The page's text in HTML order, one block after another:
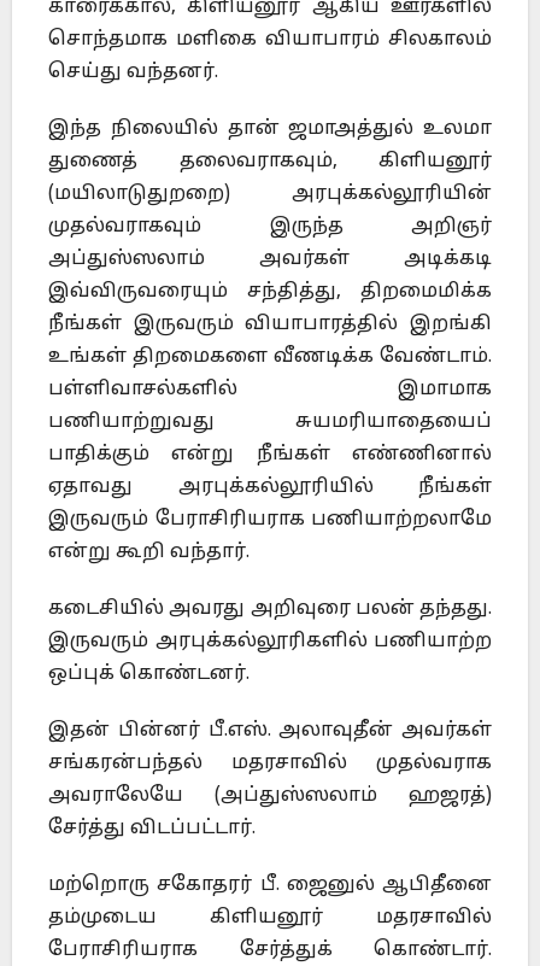
காரைக்கால், கிளியனூர் ஆகிய ஊர்களில்
சொந்தமாக மளிகை வியாபாரம் சிலகாலம்
செய்து வந்தனர்.
இந்த நிலையில் தான் ஜமாஅத்துல் உலமா
துணைத் தலைவராகவும், கிளியனூர்
(மயிலாடுதுறறை) அரபுக்கல்லூரியின்
முதல்வராகவும் இருந்த அறிஞர்
அப்துஸ்ஸலாம் அவர்கள் அடிக்கடி
இவ்விருவரையும் சந்தித்து, திறமைமிக்க
நீங்கள் இருவரும் வியாபாரத்தில் இறங்கி
உங்கள் திறமைகளை வீணடிக்க வேண்டாம்.
பள்ளிவாசல்களில் இமாமாக
பணியாற்றுவது சுயமரியாதையைப்
பாதிக்கும் என்று நீங்கள் எண்ணினால்
ஏதாவது அரபுக்கல்லூரியில் நீங்கள்
இருவரும் பேராசிரியராக பணியாற்றலாமே
என்று கூறி வந்தார்.
கடைசியில் அவரது அறிவுரை பலன் தந்தது.
இருவரும் அரபுக்கல்லூரிகளில் பணியாற்ற
ஒப்புக் கொண்டனர்.
இதன் பின்னர் பீ.எஸ். அலாவுதீன் அவர்கள்
சங்கரன்பந்தல் மதரசாவில் முதல்வராக
அவராலேயே (அப்துஸ்ஸலாம் ஹஜரத்)
சேர்த்து விடப்பட்டார்.
மற்றொரு சகோதரர் பீ. ஜைனுல் ஆபிதீனை
தம்முடைய கிளியனூர் மதரசாவில்
பேராசிரியராக சேர்த்துக் கொண்டார்.